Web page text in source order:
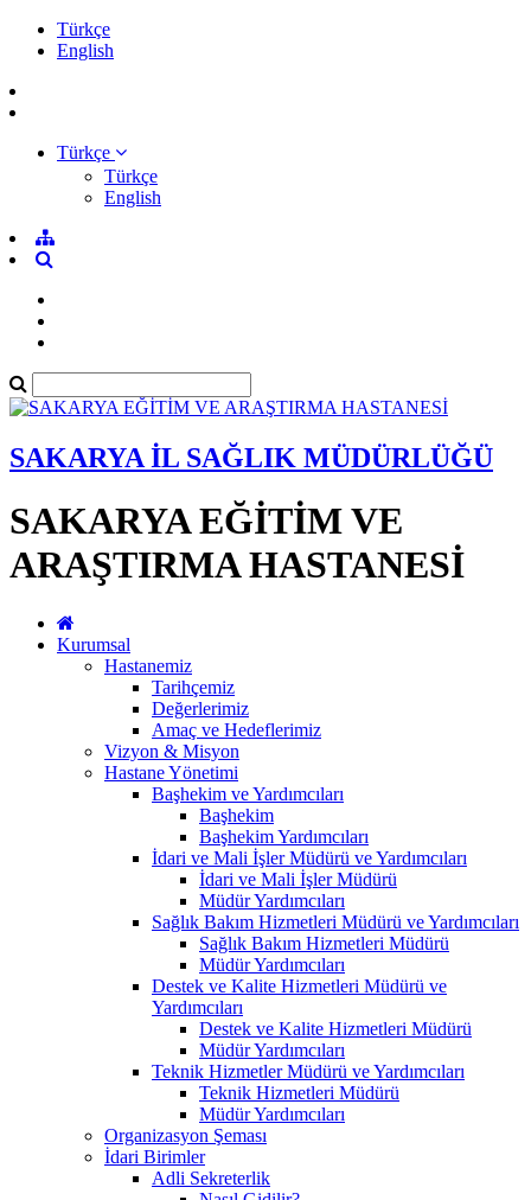
Türkçe
English
Türkçe
Türkçe
English
SAKARYA İL SAĞLIK MÜDÜRLÜĞÜ
SAKARYA EĞİTİM VE
ARAŞTIRMA HASTANESİ
Kurumsal
Hastanemiz
Tarihçemiz
Değerlerimiz
Amaç ve Hedeflerimiz
Vizyon & Misyon
Hastane Yönetimi
Başhekim ve Yardımcıları
Başhekim
Başhekim Yardımcıları
İdari ve Mali İşler Müdürü ve Yardımcıları
İdari ve Mali İşler Müdürü
Müdür Yardımcıları
Sağlık Bakım Hizmetleri Müdürü ve Yardımcıları
Sağlık Bakım Hizmetleri Müdürü
Müdür Yardımcıları
Destek ve Kalite Hizmetleri Müdürü ve
Yardımcıları
Destek ve Kalite Hizmetleri Müdürü
Müdür Yardımcıları
Teknik Hizmetler Müdürü ve Yardımcıları
Teknik Hizmetleri Müdürü
Müdür Yardımcıları
Organizasyon Şeması
İdari Birimler
Adli Sekreterlik